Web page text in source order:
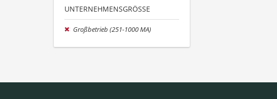
UNTERNEHMENSGRÖSSE
Großbetrieb (251-1000 MA)